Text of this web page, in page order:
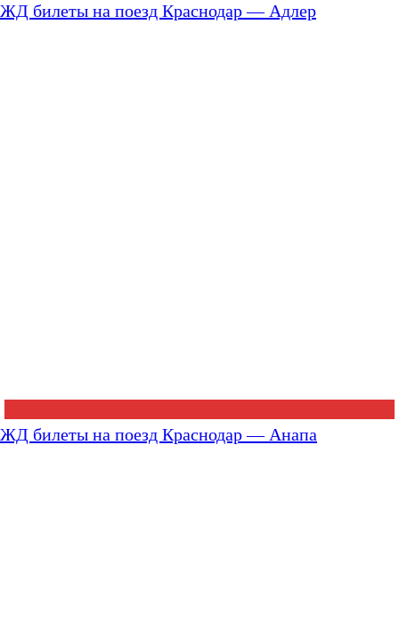
ЖД билеты на поезд Краснодар — Адлер
ЖД билеты на поезд Краснодар — Анапа